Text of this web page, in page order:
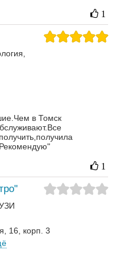
1
в Томск
1
16, корп. 3